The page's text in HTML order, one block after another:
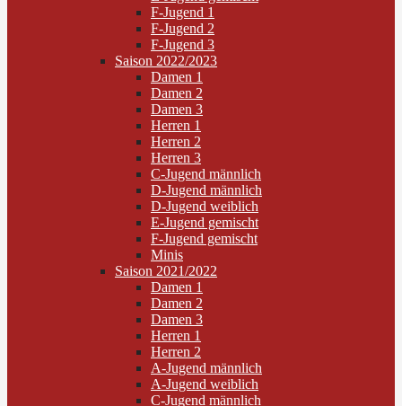
F-Jugend 1
F-Jugend 2
F-Jugend 3
Saison 2022/2023
Damen 1
Damen 2
Damen 3
Herren 1
Herren 2
Herren 3
C-Jugend männlich
D-Jugend männlich
D-Jugend weiblich
E-Jugend gemischt
F-Jugend gemischt
Minis
Saison 2021/2022
Damen 1
Damen 2
Damen 3
Herren 1
Herren 2
A-Jugend männlich
A-Jugend weiblich
C-Jugend männlich